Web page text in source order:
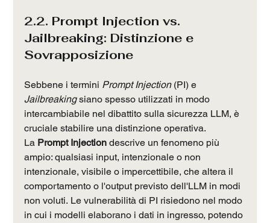
2.2. Prompt Injection vs.
Jailbreaking: Distinzione e
Sovrapposizione
Sebbene i termini Prompt Injection (PI) e
Jailbreaking siano spesso utilizzati in modo
intercambiabile nel dibattito sulla sicurezza LLM, è
cruciale stabilire una distinzione operativa.
La Prompt Injection descrive un fenomeno più
ampio: qualsiasi input, intenzionale o non
intenzionale, visibile o impercettibile, che altera il
comportamento o l'output previsto dell'LLM in modi
non voluti. Le vulnerabilità di PI risiedono nel modo
in cui i modelli elaborano i dati in ingresso, potendo